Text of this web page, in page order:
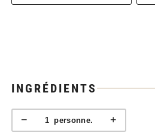
INGRÉDIENTS
− 1personne. +